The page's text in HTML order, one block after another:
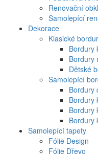
Renovační
Samolepící
Dekorace
Klasické
Bordury
Bordury
Dětské
Samolepící
Bordury
Bordury
Bordury
Bordury
Samolepící tapety
Fólie Design
Fólie Dřevo